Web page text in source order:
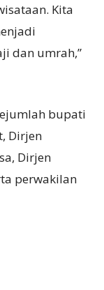
Kita
dan umrah,”
bupati
Dirjen
Dirjen
perwakilan